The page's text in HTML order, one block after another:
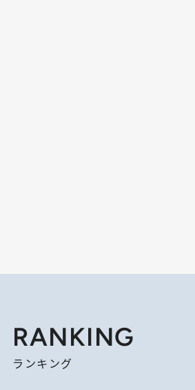
RANKING
ランキング